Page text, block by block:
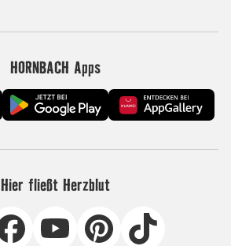
HORNBACH Apps
Hier fließt Herzblut